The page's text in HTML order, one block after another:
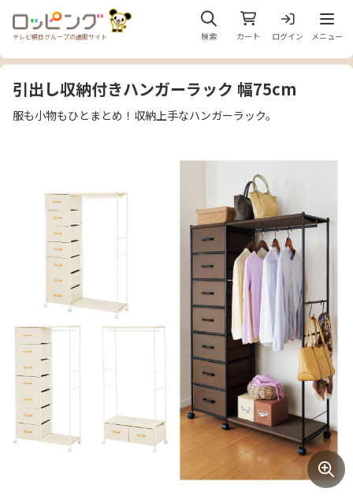
テレビ朝日グループの通販サイト 検索 カート ログイン
メニ
メニュー
引出し収納付きハンガーラック 幅75cm
服も小物もひとまとめ！収納上手なハンガーラック。